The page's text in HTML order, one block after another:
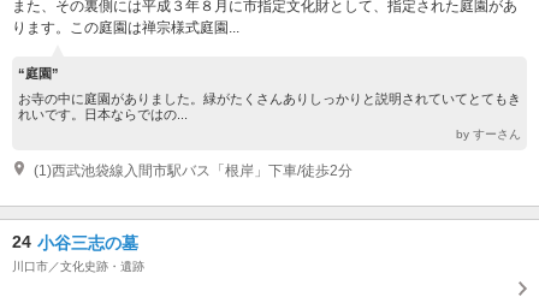
また、その裏側には平成３年８月に市指定文化財として、指定された庭園があ
ります。この庭園は禅宗様式庭園...
“庭園”
お寺の中に庭園がありました。緑がたくさんありしっかりと説明されていてとてもき
れいです。日本ならではの...
by すーさん
(1)西武池袋線入間市駅バス「根岸」下車/徒歩2分
24 小谷三志の墓
川口市／文化史跡・遺跡